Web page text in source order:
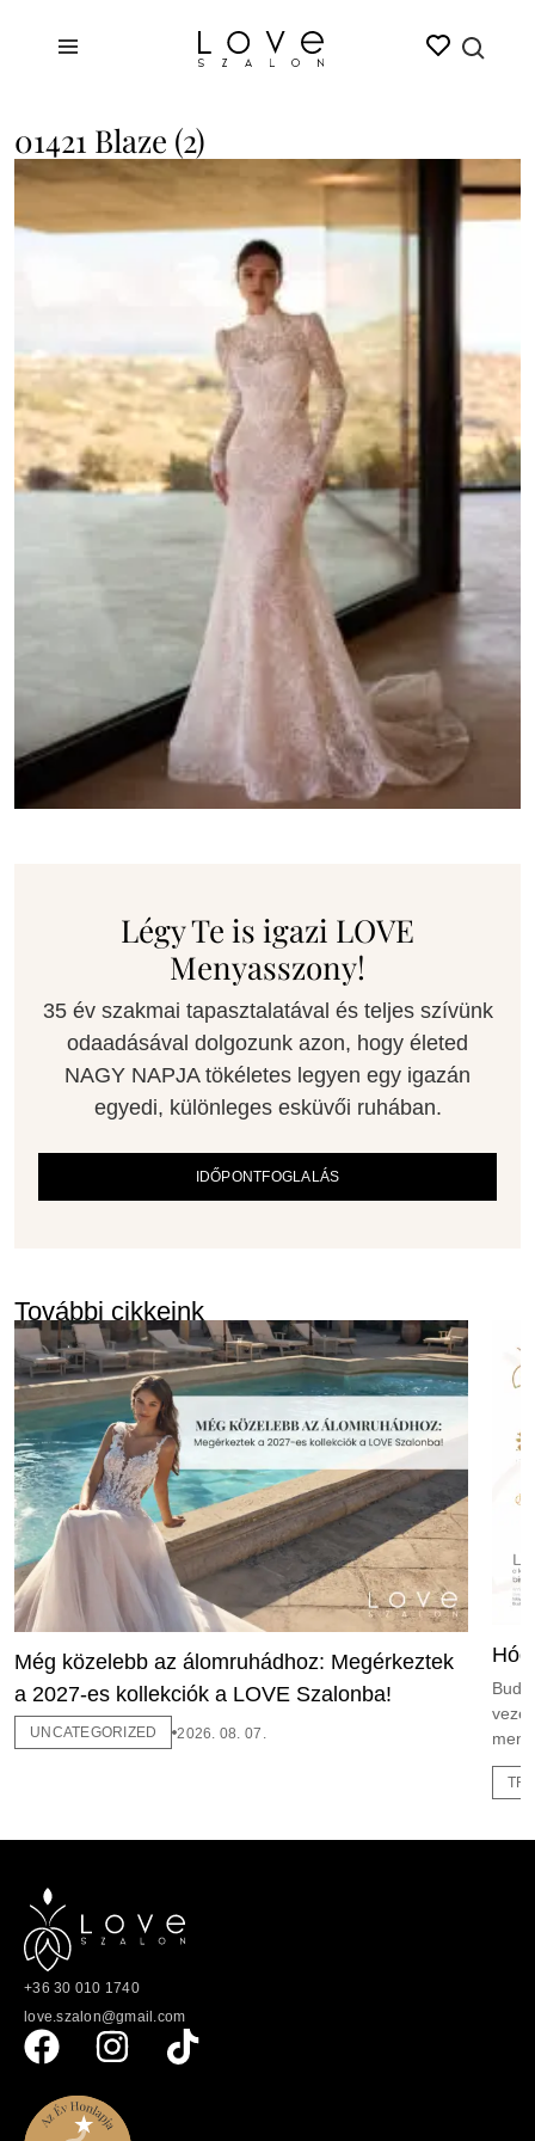
01421 Blaze (2)
Légy Te is igazi LOVE
Menyasszony!
35 év szakmai tapasztalatával és teljes szívünk
odaadásával dolgozunk azon, hogy életed
NAGY NAPJA tökéletes legyen egy igazán
egyedi, különleges esküvői ruhában.
IDŐPONTFOGLALÁS
További cikkeink
Még közelebb az álomruhádhoz: Megérkeztek
a 2027-es kollekciók a LOVE Szalonba!
UNCATEGORIZED 2026. 08. 07.
+36 30 010 1740
love.szalon@gmail.com